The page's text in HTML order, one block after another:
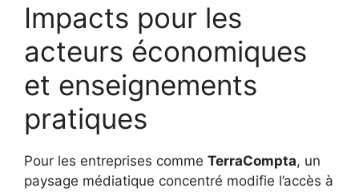
Impacts pour les
acteurs économiques
et enseignements
pratiques
Pour les entreprises comme TerraCompta, un
paysage médiatique concentré modifie l’accès à